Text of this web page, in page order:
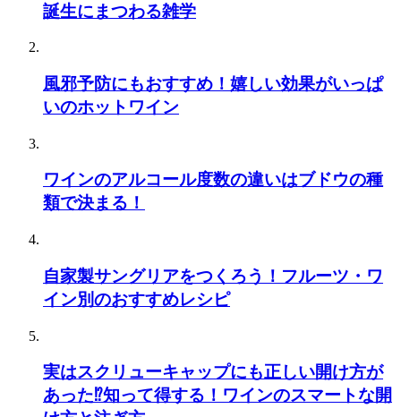
誕生にまつわる雑学
風邪予防にもおすすめ！嬉しい効果がいっぱ
いのホットワイン
ワインのアルコール度数の違いはブドウの種
類で決まる！
自家製サングリアをつくろう！フルーツ・ワ
イン別のおすすめレシピ
実はスクリューキャップにも正しい開け方が
あった⁉知って得する！ワインのスマートな開